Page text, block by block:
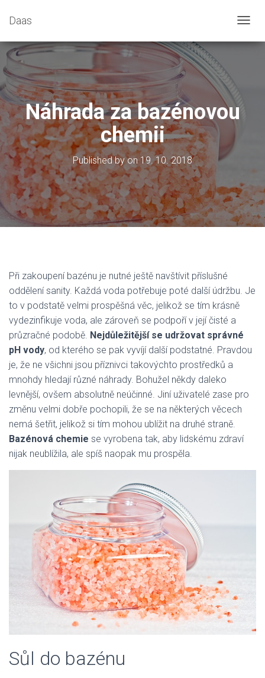
Daas
O
O
N
Náhrada za bazénovou
chemii
Published byon 19. 10. 2018
Při zakoupení bazénu je nutné ještě navštívit příslušné
oddělení sanity. Každá voda potřebuje poté další údržbu. Je
to v podstatě velmi prospěšná věc, jelikož se tím krásně
vydezinfikuje voda, ale zároveň se podpoří v její čisté a
průzračné podobě. Nejdůležitější se udržovat správné
pH vody, od kterého se pak vyvíjí další podstatné. Pravdou
je, že ne všichni jsou příznivci takovýchto prostředků a
mnohdy hledají různé náhrady. Bohužel někdy daleko
levnější, ovšem absolutně neúčinné. Jiní uživatelé zase pro
změnu velmi dobře pochopili, že se na některých věcech
nemá šetřit, jelikož si tím mohou ublížit na druhé straně.
Bazénová chemie se vyrobena tak, aby lidskému zdraví
nijak neublížila, ale spíš naopak mu prospěla.
Sůl do bazénu